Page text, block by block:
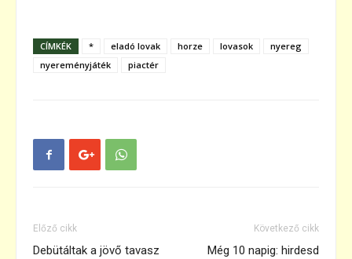
CÍMKÉK * eladó lovak horze lovasok
nyereg
nyereményjáték
piactér
Előző cikk
Debütáltak a jövő tavasz
Következő cikk
Még 10 napig: hirdesd